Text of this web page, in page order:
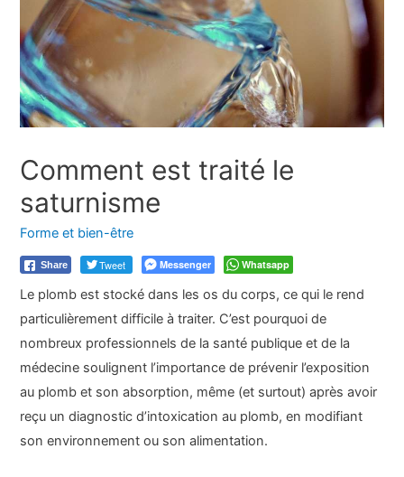
Comment est traité le
saturnisme
Forme et bien-être
Share Tweet Messenger Whatsapp
Le plomb est stocké dans les os du corps, ce qui le rend
particulièrement difficile à traiter. C’est pourquoi de
nombreux professionnels de la santé publique et de la
médecine soulignent l’importance de prévenir l’exposition
au plomb et son absorption, même (et surtout) après avoir
reçu un diagnostic d’intoxication au plomb, en modifiant
son environnement ou son alimentation.